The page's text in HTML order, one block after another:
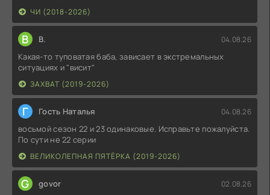
ЧИ (2018-2026)
В В. 04.08.26
Какая-то туповатая баба, зависает в экстремальных
ситуациях и "висит"
ЗАХВАТ (2019-2026)
Г Гость Наталья 04.08.26
восьмой сезон 22 и 23 одинаковые. Исправьте пожалуйста.
По сути не 22 серии
ВЕЛИКОЛЕПНАЯ ПЯТЁРКА (2019-2026)
G govor 02.08.26